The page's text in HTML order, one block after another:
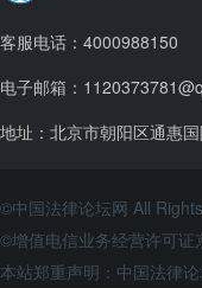
客服电话：4000988150
电子邮箱：
©中国法律论坛网 All
©增值电信业务经营许可
本站郑重声明：中国法律